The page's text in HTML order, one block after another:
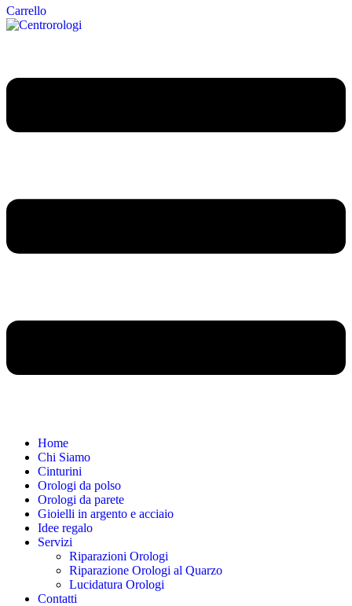
Carrello
Home
Chi Siamo
Cinturini
Orologi da polso
Orologi da parete
Gioielli in argento e acciaio
Idee regalo
Servizi
Riparazioni Orologi
Riparazione Orologi al Quarzo
Lucidatura Orologi
Contatti